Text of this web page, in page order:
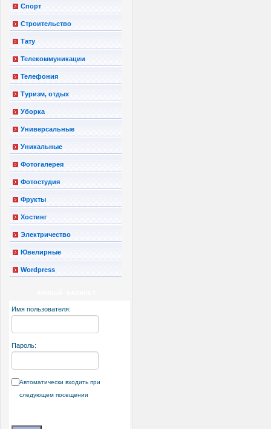
Спорт
Строительство
Тату
Телекоммуникации
Телефония
Туризм, отдых
Уборка
Универсальные
Уникальные
Фотогалерея
Фотостудия
Фрукты
Хостинг
Электричество
Ювелирные
Wordpress
Имя пользователя:
Пароль:
Автоматически входить при
следующем посещении